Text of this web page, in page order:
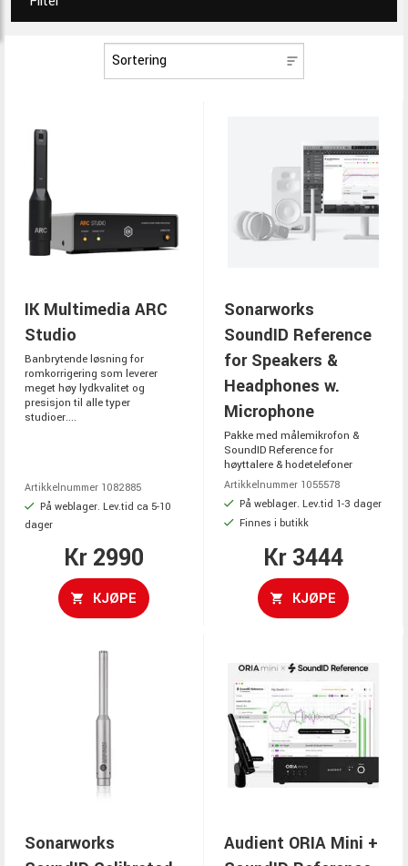
IK Multimedia ARC
Studio
Banbrytende løsning for
romkorrigering som leverer
meget høy lydkvalitet og
presisjon til alle typer
studioer....
Artikkelnummer 1082885
På weblager. Lev.tid ca 5-10
dager
Kr 2990
KJØPE
Sonarworks
SoundID Reference
for Speakers &
Headphones w.
Microphone
Pakke med målemikrofon &
SoundID Reference for
høyttalere & hodetelefoner
Artikkelnummer 1055578
På weblager. Lev.tid 1-3 dager
Finnes i butikk
Kr 3444
KJØPE
Sonarworks
Audient ORIA Mini +